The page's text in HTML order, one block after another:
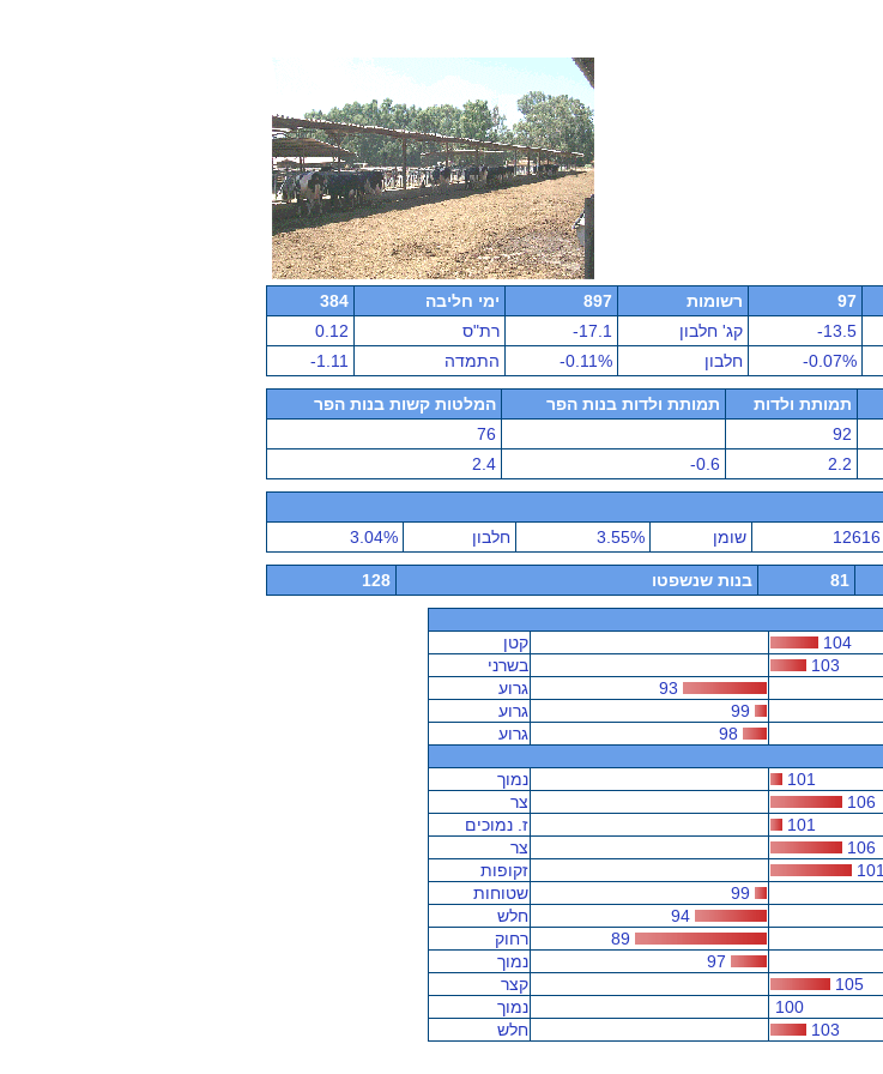
97 רשומות 897 ימי חליבה
384
-13.5 קג' חלבון -17.1 רת"ס
0.12
-0.07% חלבון -0.11% התמדה -1.11
תמותת ולדות תמותת ולדות בנות הפר
המלטות קשות בנות הפר
92
76
2.2
-0.6
2.4
12616 שומן 3.55% חלבון 3.04%
81 בנות שנשפטו 128
104
קטן
103
בשרני
גרוע
גרוע
גרוע
101
נמוך
106
צר
101
ז. נמוכים
106
צר
101
זקופות
שטוחות
חלש
רחוק
נמוך
105
קצר
100
נמוך
103 חלש